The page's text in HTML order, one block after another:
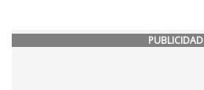
PUBLICIDAD